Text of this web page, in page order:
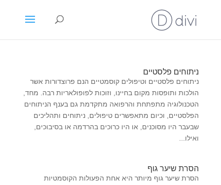
ניתוחים פלסטיים
ניתוחים פלסטיים וטיפולים קוסמטיים הנם פרוצדורות אשר
הולכות ותופסות מקום בחיינו, וזוכות לפופולאריות רבה. מחד,
הטכנולוגיה מתפתחת והרפואה מתקדמת גם בענף הניתוחים
הפלסטיים, וכיום מתאפשרים טיפולים, ניתוחים ותהליכים
שבעבר היו מסוכנים, או היו כרוכים בהרדמה או בסיבוכים,
ואילו...
הסרת שיער גוף
הסרת שיער גוף מיותר היא אחת הפעולות הקוסמטיות